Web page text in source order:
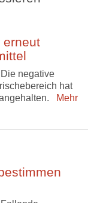
erneut
negative
hat
Mehr